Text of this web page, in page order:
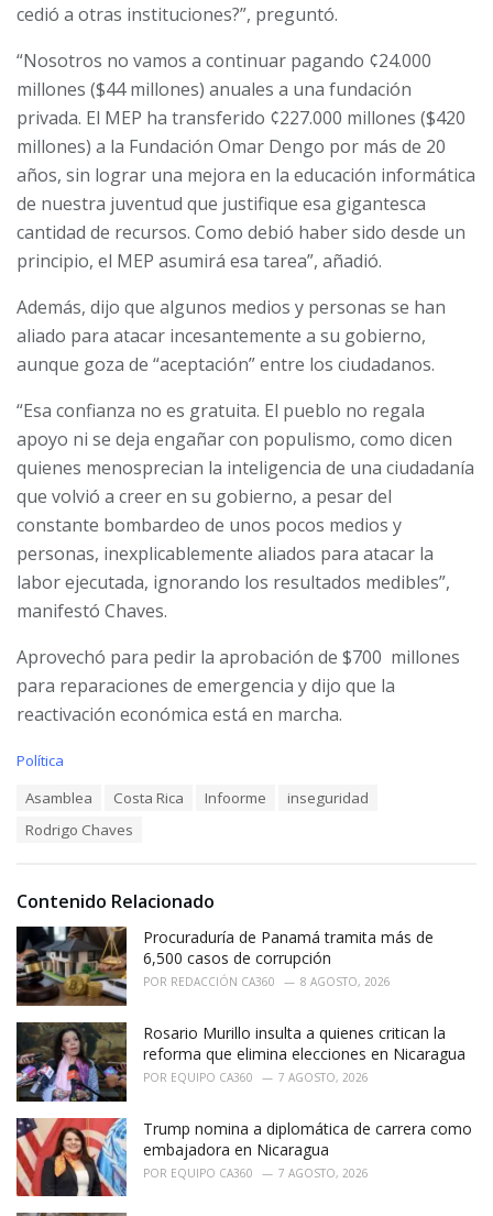
cedió a otras instituciones?”, preguntó.
“Nosotros no vamos a continuar pagando ¢24.000
millones ($44 millones) anuales a una fundación
privada. El MEP ha transferido ¢227.000 millones ($420
millones) a la Fundación Omar Dengo por más de 20
años, sin lograr una mejora en la educación informática
de nuestra juventud que justifique esa gigantesca
cantidad de recursos. Como debió haber sido desde un
principio, el MEP asumirá esa tarea”, añadió.
Además, dijo que algunos medios y personas se han
aliado para atacar incesantemente a su gobierno,
aunque goza de “aceptación” entre los ciudadanos.
“Esa confianza no es gratuita. El pueblo no regala
apoyo ni se deja engañar con populismo, como dicen
quienes menosprecian la inteligencia de una ciudadanía
que volvió a creer en su gobierno, a pesar del
constante bombardeo de unos pocos medios y
personas, inexplicablemente aliados para atacar la
labor ejecutada, ignorando los resultados medibles”,
manifestó Chaves.
Aprovechó para pedir la aprobación de $700 millones
para reparaciones de emergencia y dijo que la
reactivación económica está en marcha.
C
i
:
Política
Asamblea Costa Rica Infoorme
inseguridad
Rodrigo Chaves
Contenido Relacionado
Procuraduría de Panamá tramita más de
6,500 casos de corrupción
POR REDACCIÓN CA360 8 AGOSTO, 2026
Rosario Murillo insulta a quienes critican la
reforma que elimina elecciones en Nicaragua
POR EQUIPO CA360 7 AGOSTO, 2026
Trump nomina a diplomática de carrera como
embajadora en Nicaragua
POR EQUIPO CA360 7 AGOSTO, 2026